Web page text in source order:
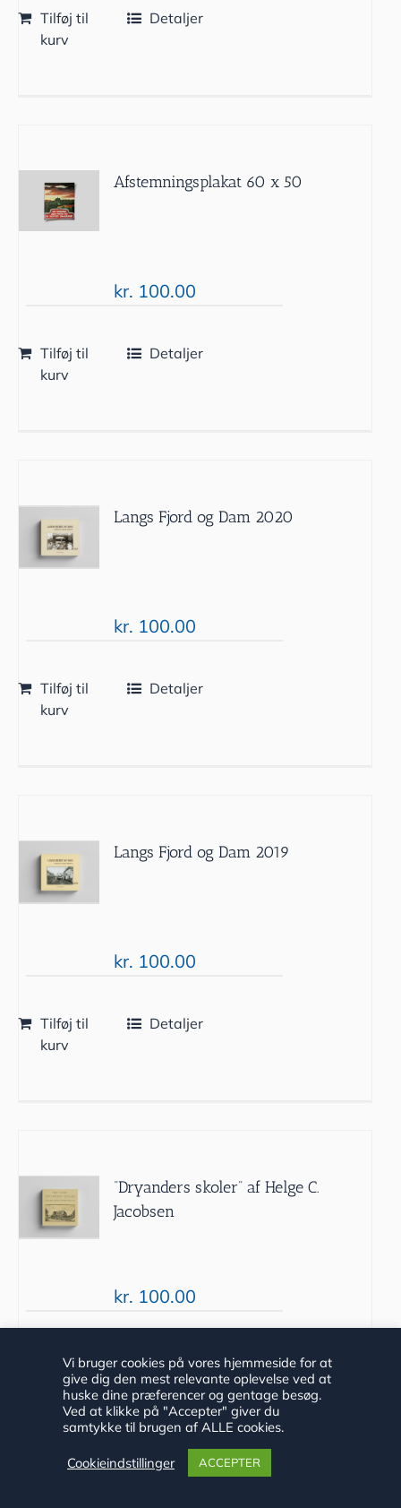
Tilføj til
kurv
Detaljer
Afstemningsplakat 60 x 50
kr. 100.00
Tilføj til
kurv
Detaljer
Langs Fjord og Dam 2020
kr. 100.00
Tilføj til
kurv
Detaljer
Langs Fjord og Dam 2019
kr. 100.00
Tilføj til
kurv
Detaljer
“Dryanders skoler” af Helge C.
Jacobsen
kr. 100.00
Tilføj til
kurv
Detaljer
Vi bruger cookies på vores hjemmeside for at
give dig den mest relevante oplevelse ved at
huske dine præferencer og gentage besøg.
Ved at klikke på "Accepter" giver du
samtykke til brugen af ALLE cookies.
Cookieindstillinger ACCEPTER